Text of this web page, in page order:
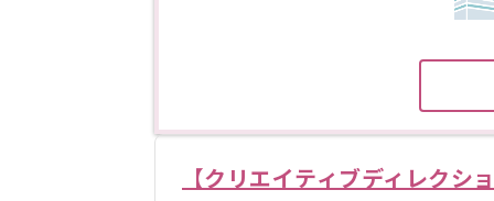
【クリエイティブディレクシ